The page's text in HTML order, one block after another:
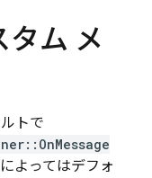
ム メ
トで
よってはデフォ